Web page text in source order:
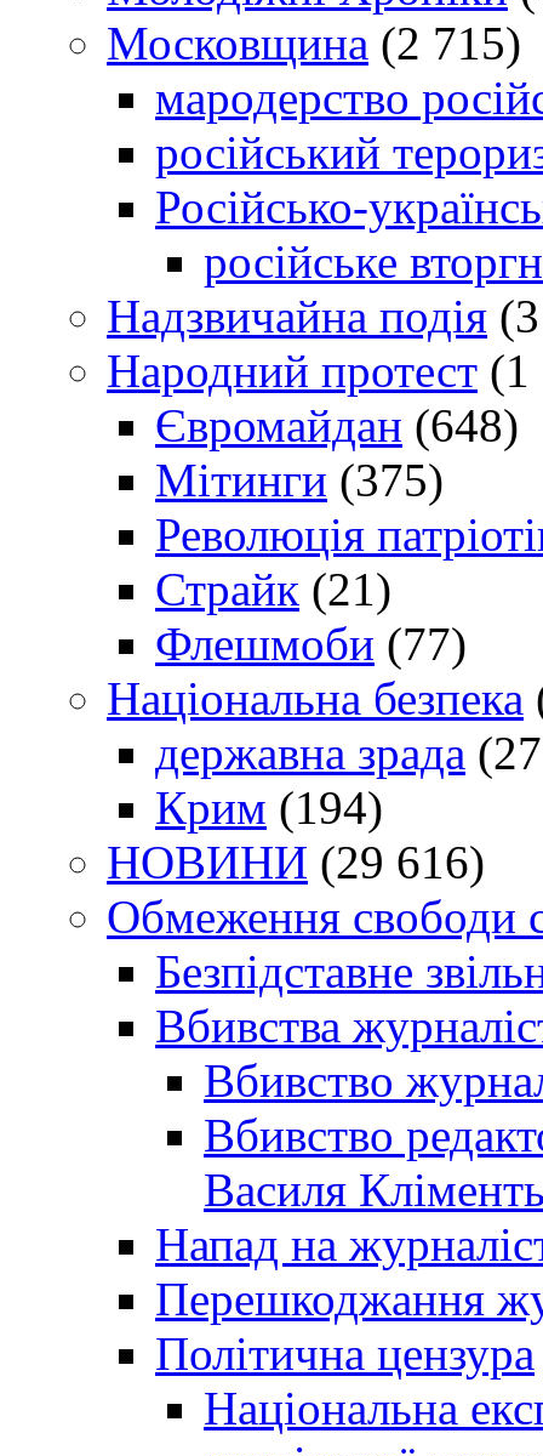
Московщина (2 715)
мародерство
російський
Російсько-
російське
Надзвичайна подія
Народний протест (1
Євромайдан (648)
Мітинги (375)
Революція
Страйк (21)
Флешмоби (77)
Національна безпека
державна зрада
Крим (194)
НОВИНИ (29 616)
Обмеження свободи
Безпідставне
Вбивства
Вбивство
Вбивство
Василя
Напад на
Перешкоджання
Політична цензура
Національна